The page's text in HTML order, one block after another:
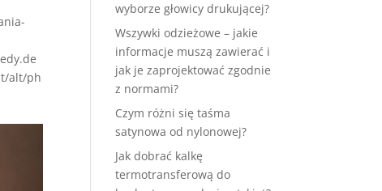
alt/ph
wyborze głowicy drukującej?
Wszywki odzieżowe – jakie
informacje muszą zawierać i
jak je zaprojektować zgodnie
z normami?
Czym różni się taśma
satynowa od nylonowej?
Jak dobrać kalkę
termotransferową do